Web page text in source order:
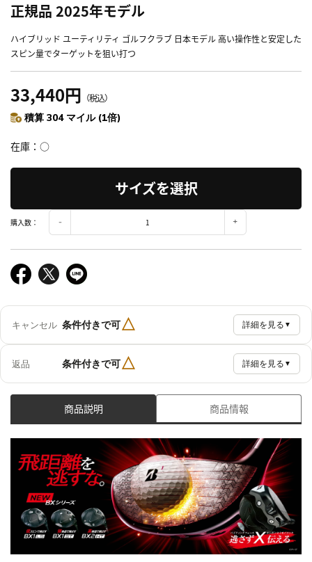
正規品 2025年モデル
ハイブリッド ユーティリティ ゴルフクラブ 日本モデル 高い操作性と安定した
スピン量でターゲットを狙い打つ
33,440円 （税込）
積算 304 マイル (1倍)
在庫 ○
サイズを選択
購入数：
キャンセル 条件付きで可△ 詳細を見る ▼
返品 条件付きで可△ 詳細を見る ▼
商品説明 商品情報